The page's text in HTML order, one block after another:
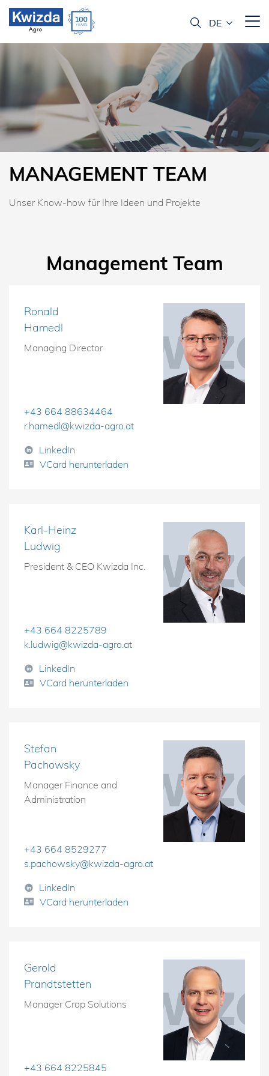
MANAGEMENT TEAM
Unser Know-how für Ihre Ideen und Projekte
Management Team
Ronald
Hamedl
Managing Director
+43 664 88634464
r.hamedl@kwizda-agro.at
LinkedIn
VCard herunterladen
Karl-Heinz
Ludwig
President & CEO Kwizda Inc.
+43 664 8225789
k.ludwig@kwizda-agro.at
LinkedIn
VCard herunterladen
Stefan
Pachowsky
Manager Finance and
Administration
+43 664 8529277
s.pachowsky@kwizda-agro.at
LinkedIn
VCard herunterladen
Gerold
Prandtstetten
Manager Crop Solutions
+43 664 8225845